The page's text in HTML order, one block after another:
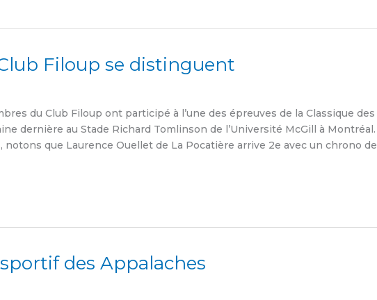
Filoup se distinguent
du Club Filoup ont participé à l’une des épreuves de la Classique des
dernière au Stade Richard Tomlinson de l’Université McGill à Montréal.
notons que Laurence Ouellet de La Pocatière arrive 2e avec un chrono de
des Appalaches